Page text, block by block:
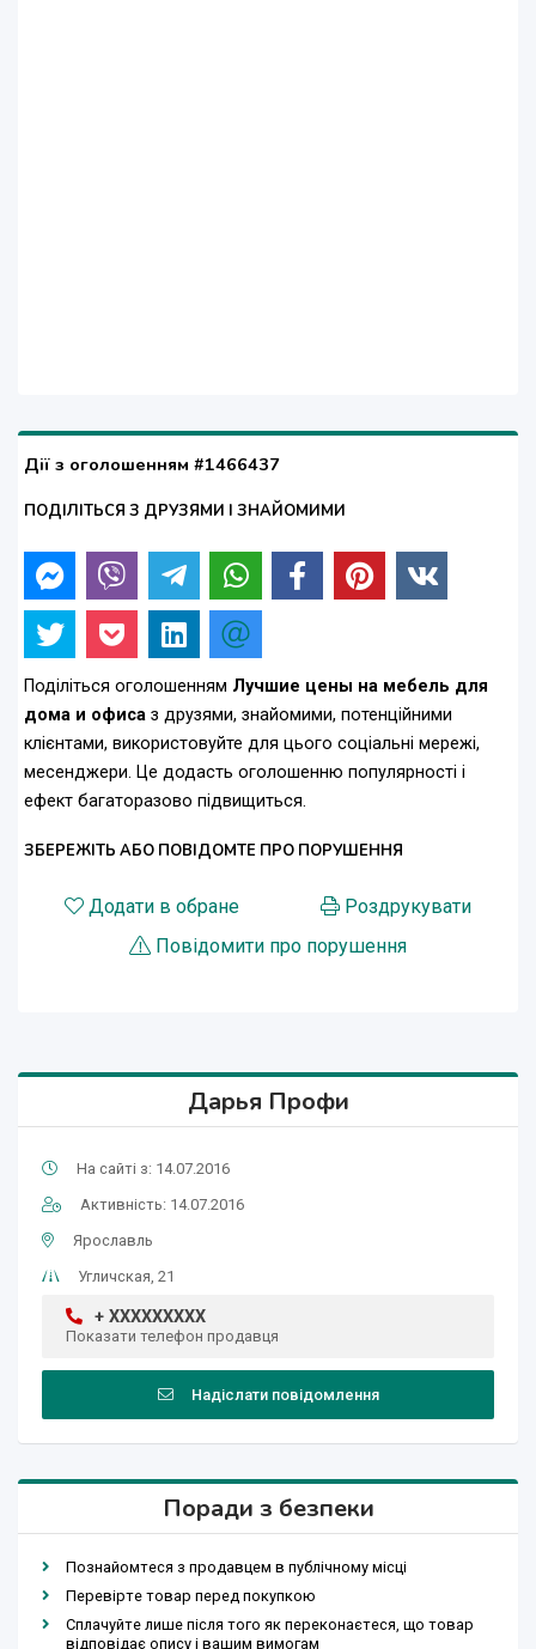
Дії з оголошенням #1466437
ПОДІЛІТЬСЯ З ДРУЗЯМИ І ЗНАЙОМИМИ
Поділіться оголошенням Лучшие цены на мебель для
дома и офиса з друзями, знайомими, потенційними
клієнтами, використовуйте для цього соціальні мережі,
месенджери. Це додасть оголошенню популярності і
ефект багаторазово підвищиться.
ЗБЕРЕЖІТЬ АБО ПОВІДОМТЕ ПРО ПОРУШЕННЯ
Додати в обране
Роздрукувати
Повідомити про порушення
Дарья Профи
На сайті з: 14.07.2016
Активність: 14.07.2016
Ярославль
Угличская, 21
+ XXXXXXXXX
Показати телефон продавця
Надіслати повідомлення
Поради з безпеки
Познайомтеся з продавцем в публічному місці
Перевірте товар перед покупкою
Сплачуйте лише після того як переконаєтеся, що товар
відповідає опису і вашим вимогам